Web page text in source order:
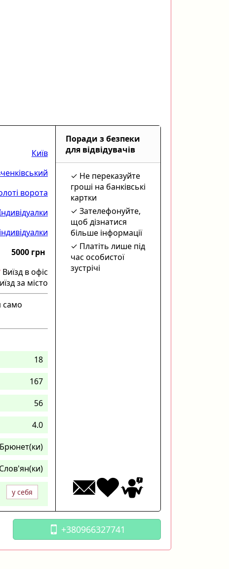
Київ
ворота
5000 грн
Виїзд в офіс
за місто
само
18
167
56
4.0
Брюнет(ки)
Слов'ян(ки)
у себя
Поради з безпеки
для відвідувачів
Не переказуйте
гроші на банківські
картки
Зателефонуйте,
щоб дізнатися
більше інформації
Платіть лише під
час особистої
зустрічі
+380966327741